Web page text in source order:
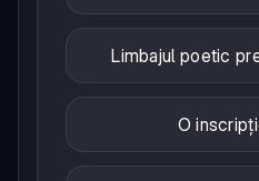
Limbajul poetic
O